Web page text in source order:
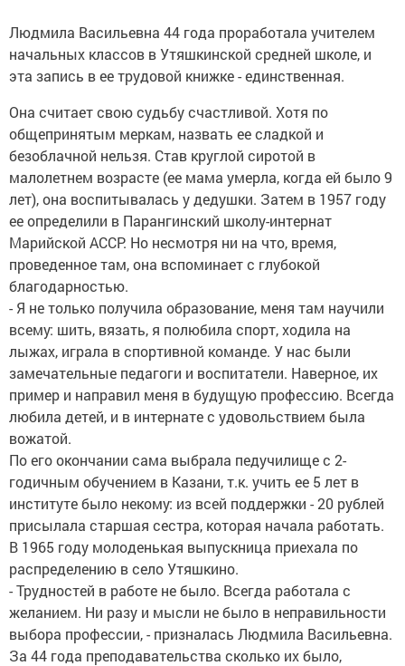
Людмила Васильевна 44 года проработала учителем
начальных классов в Утяшкинской средней школе, и
эта запись в ее трудовой книжке - единственная.
Она считает свою судьбу счастливой. Хотя по
общепринятым меркам, назвать ее сладкой и
безоблачной нельзя. Став круглой сиротой в
малолетнем возрасте (ее мама умерла, когда ей было 9
лет), она воспитывалась у дедушки. Затем в 1957 году
ее определили в Парангинский школу-интернат
Марийской АССР. Но несмотря ни на что, время,
проведенное там, она вспоминает с глубокой
благодарностью.
- Я не только получила образование, меня там научили
всему: шить, вязать, я полюбила спорт, ходила на
лыжах, играла в спортивной команде. У нас были
замечательные педагоги и воспитатели. Наверное, их
пример и направил меня в будущую профессию. Всегда
любила детей, и в интернате с удовольствием была
вожатой.
По его окончании сама выбрала педучилище с 2-
годичным обучением в Казани, т.к. учить ее 5 лет в
институте было некому: из всей поддержки - 20 рублей
присылала старшая сестра, которая начала работать.
В 1965 году молоденькая выпускница приехала по
распределению в село Утяшкино.
- Трудностей в работе не было. Всегда работала с
желанием. Ни разу и мысли не было в неправильности
выбора профессии, - призналась Людмила Васильевна.
За 44 года преподавательства сколько их было,